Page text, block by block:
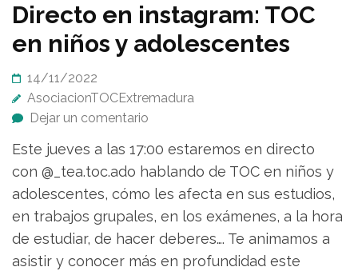
Directo en instagram: TOC
en niños y adolescentes
14/11/2022
AsociacionTOCExtremadura
Dejar un comentario
Este jueves a las 17:00 estaremos en directo
con @_tea.toc.ado hablando de TOC en niños y
adolescentes, cómo les afecta en sus estudios,
en trabajos grupales, en los exámenes, a la hora
de estudiar, de hacer deberes…. Te animamos a
asistir y conocer más en profundidad este